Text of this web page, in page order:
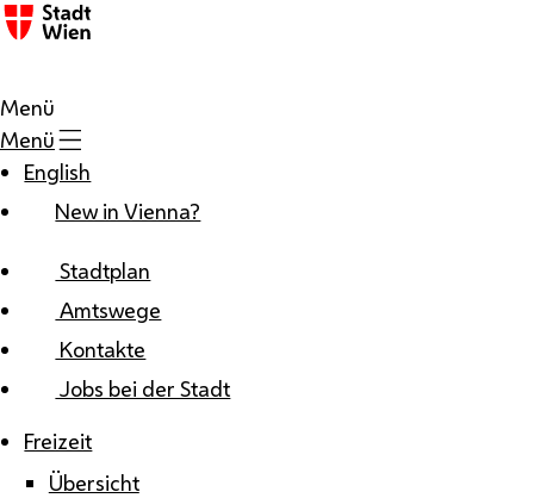
Zum Inhalt
Menü
Menü
English
New in Vienna?
Stadtplan
Amtswege
Kontakte
Jobs bei der Stadt
Freizeit
Übersicht